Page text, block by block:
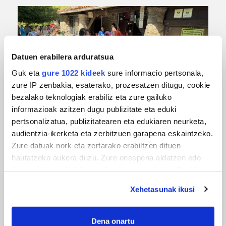
Datuen erabilera arduratsua
Guk eta gure 1022 kideek sure informacio pertsonala,
zure IP zenbakia, esaterako, prozesatzen ditugu, cookie
bezalako teknologiak erabiliz eta zure gailuko
informazioak azitzen dugu publizitate eta eduki
pertsonalizatua, publizitatearen eta edukiaren neurketa,
audientzia-ikerketa eta zerbitzuen garapena eskaintzeko.
Zure datuak nork eta zertarako erabiltzen dituen
hautatzeko aukera duzu. Zure onespena aldatzen edo
If you allow, we would also like to:
Collect information about your geographical
Xehetasunak ikusi
Dena onartu
URBIAKO FESTA
Urbiako zelaiak erromeria leku